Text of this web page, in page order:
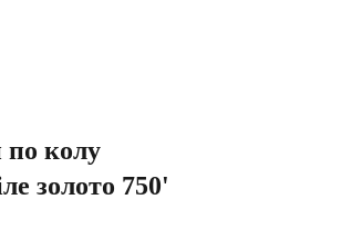
по колу
золото 750'